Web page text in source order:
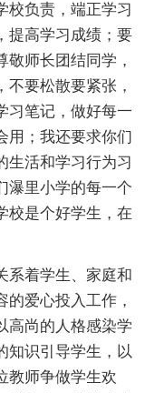
校负责，端正学习
提高学习成绩；要
师长团结同学，
要松散要紧张，
习笔记，做好每一
用；我还要求你们
生活和学习行为习
瀑里小学的每一个
校是个好学生，在
系着学生、家庭和
爱心投入工作，
高尚的人格感染学
知识引导学生，以
教师争做学生欢